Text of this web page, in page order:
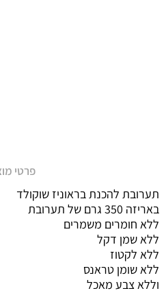
פרטי
תערובת להכנת בראוניז שוקולד
באריזה 350 גרם של תערובת
ללא חומרים משמרים
ללא שמן דקל
ללא לקטוז
ללא שומן טראנס
וללא צבע מאכל